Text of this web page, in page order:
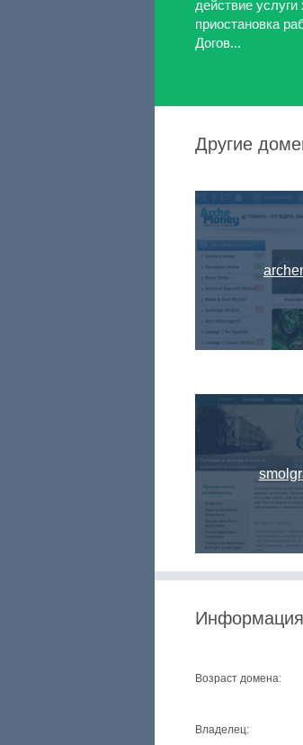
действие
приостановка
Догов...
Другие
Возраст домена:
Владелец: